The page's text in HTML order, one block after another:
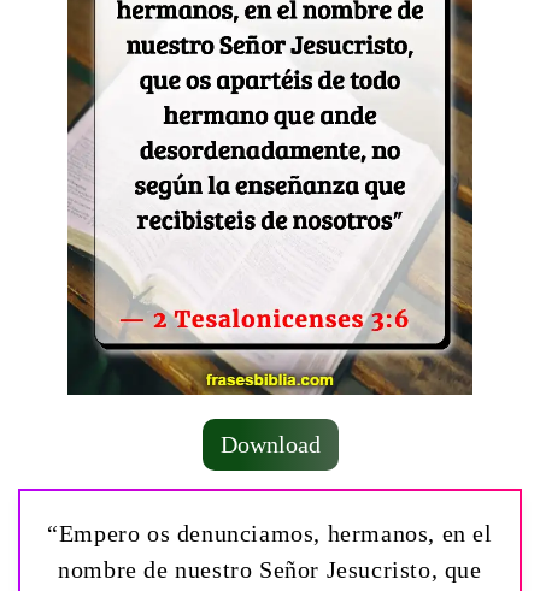
Download
“Empero os denunciamos, hermanos, en el
nombre de nuestro Señor Jesucristo, que